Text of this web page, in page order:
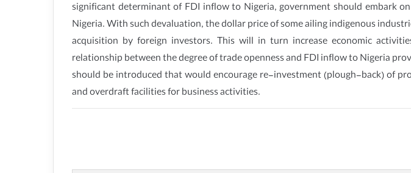
significant determinant of FDI inflow to Nigeria, government should embark
Nigeria. With such devaluation, the dollar price of some ailing indigenous
acquisition by foreign investors. This will in turn increase economic
relationship between the degree of trade openness and FDI inflow to Nigeria
should be introduced that would encourage re-investment (plough-back) of
and overdraft facilities for business activities.